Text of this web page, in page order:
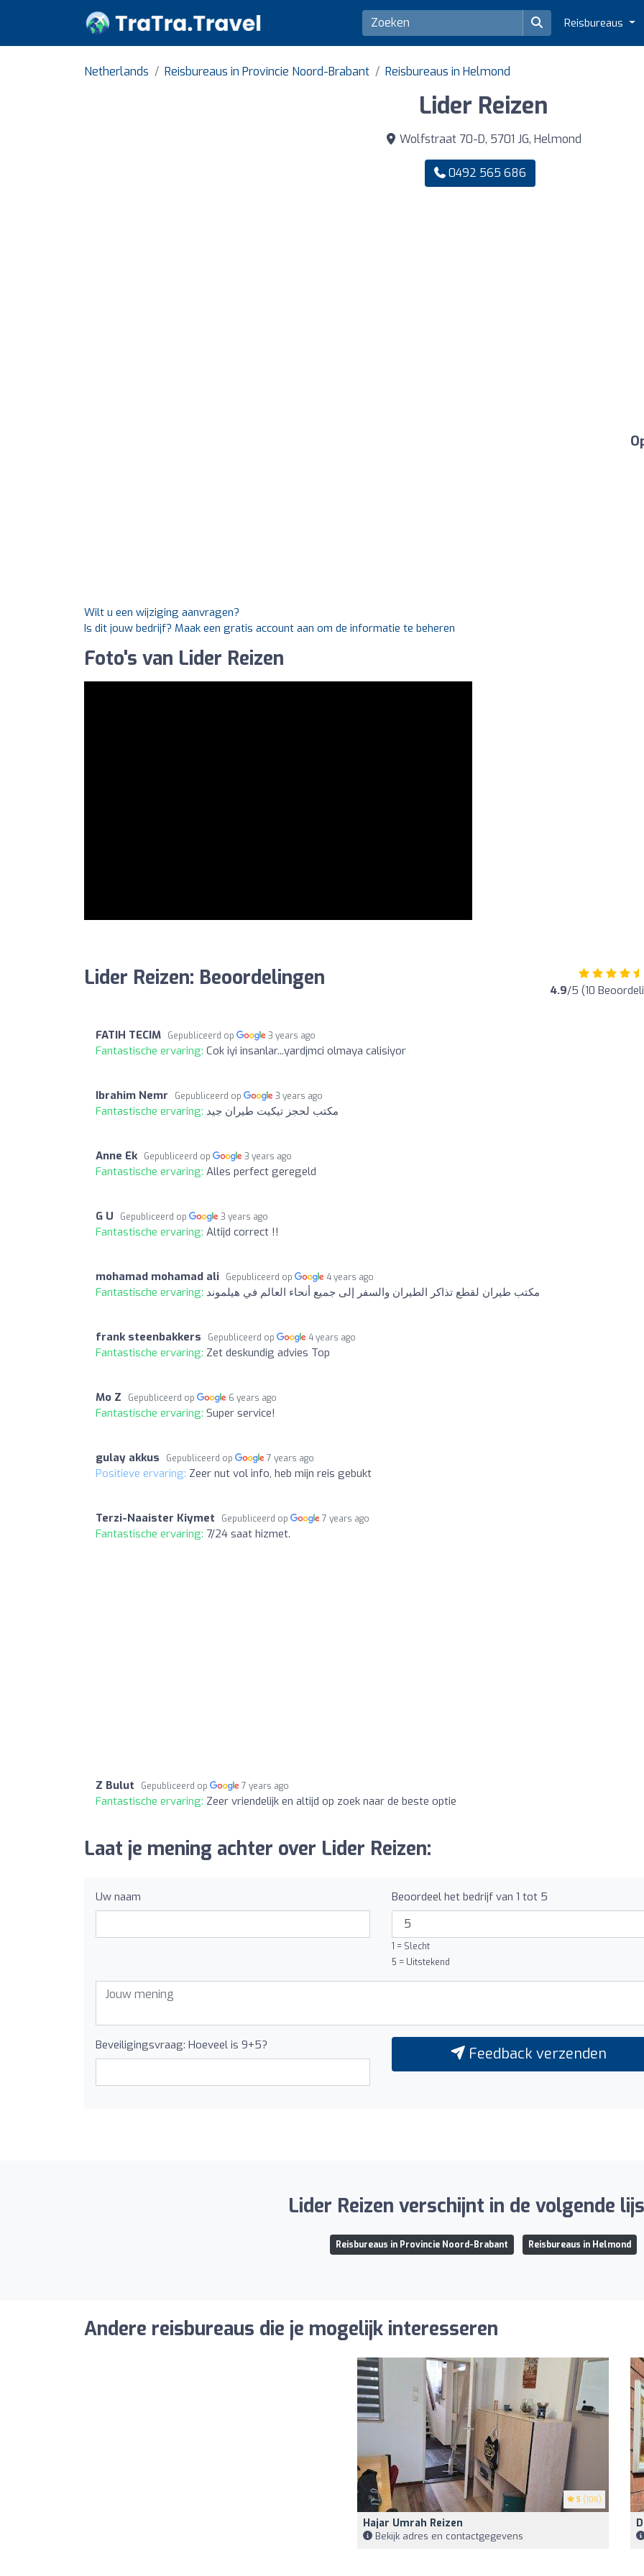
Reisbureaus
Netherlands Reisbureaus in Provincie Noord-Brabant Reisbureaus in Helmond
Lider Reizen
Wolfstraat 70-D, 5701 JG, Helmond
0492 565 686
Wilt u een wijziging aanvragen?
Is dit jouw bedrijf? Maak een gratis account aan om de informatie te beheren
Foto's van Lider Reizen
Lider Reizen: Beoordelingen 4.9/5 (10
FATIH TECIM Gepubliceerd op 3 years ago
Fantastische ervaring: Cok iyi insanlar...yardjmci olmaya calisiyor
Ibrahim Nemr Gepubliceerd op 3 years ago
Fantastische ervaring: مكتب لحجز تيكيت طيران جيد
Anne Ek Gepubliceerd op 3 years ago
Fantastische ervaring: Alles perfect geregeld
G U Gepubliceerd op 3 years ago
Fantastische ervaring: Altijd correct !!
mohamad mohamad ali Gepubliceerd op 4 years ago
Fantastische ervaring: مكتب طيران لقطع تذاكر الطيران والسفر إلى جميع أنحاء العالم في هيلموند
frank steenbakkers Gepubliceerd op 4 years ago
Fantastische ervaring: Zet deskundig advies Top
Mo Z Gepubliceerd op 6 years ago
Fantastische ervaring: Super service!
gulay akkus Gepubliceerd op 7 years ago
Positieve ervaring: Zeer nut vol info, heb mijn reis gebukt
Terzi-Naaister Kiymet Gepubliceerd op 7 years ago
Fantastische ervaring: 7/24 saat hizmet.
Z Bulut Gepubliceerd op 7 years ago
Fantastische ervaring: Zeer vriendelijk en altijd op zoek naar de beste optie
Laat je mening achter over Lider Reizen:
Uw naam Beoordeel het bedrijf van 1 tot 5
1 = Slecht
5 = Uitstekend
Beveiligingsvraag: Hoeveel is 9+5? Feedback verzenden
Lider Reizen verschijnt in de volgende
Reisbureaus in Provincie Noord-Brabant Reisbureaus in Helmond
Andere reisbureaus die je mogelijk interesseren
5 (106)
Hajar Umrah Reizen
Bekijk adres en contactgegevens